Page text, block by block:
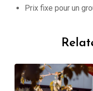
Prix fixe pour un